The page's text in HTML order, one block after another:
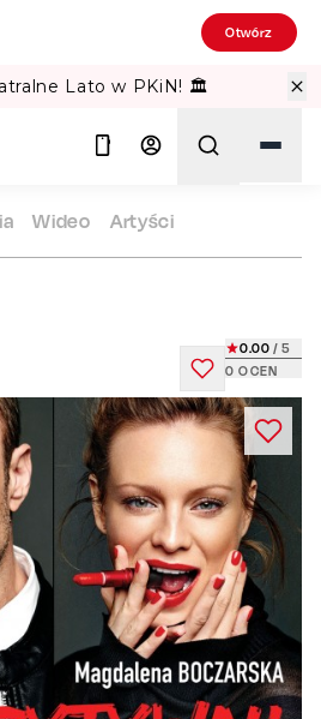
Otwórz
Lato w PKiN! 🏛️
POZYTYWNI
0 OCEN
0.00 / 5
Wideo Artyści